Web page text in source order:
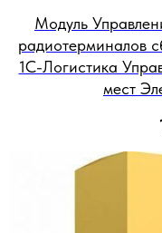
Модуль
радиотерминалов
1С-Логистика
мест